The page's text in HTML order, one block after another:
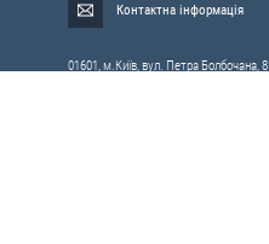
Контактна інформація
01601, м.Київ, вул. Петра Болбочана, 8